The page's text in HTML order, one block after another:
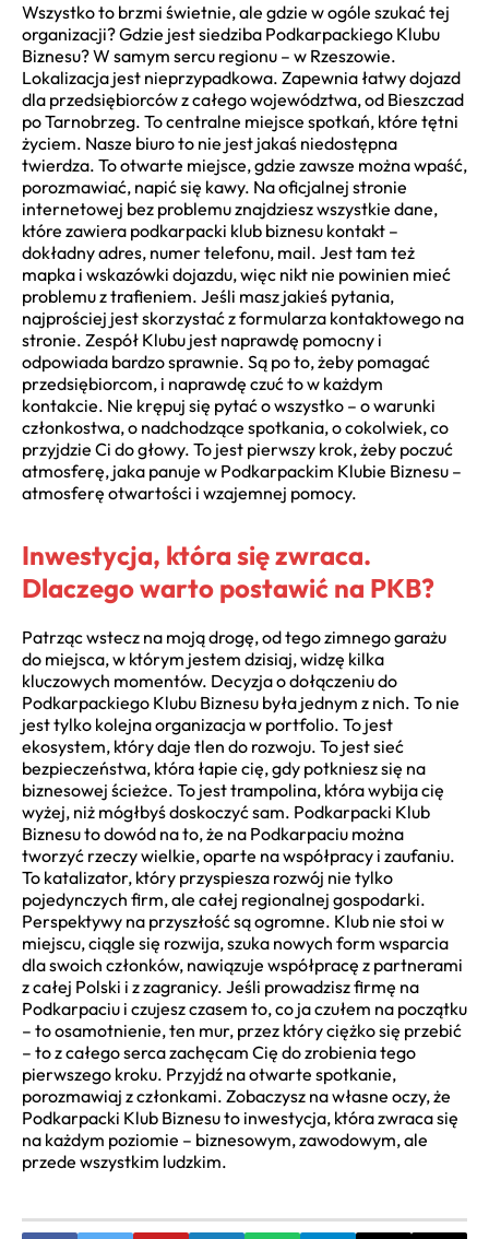
Wszystko to brzmi świetnie, ale gdzie w ogóle szukać tej
organizacji? Gdzie jest siedziba Podkarpackiego Klubu
Biznesu? W samym sercu regionu – w Rzeszowie.
Lokalizacja jest nieprzypadkowa. Zapewnia łatwy dojazd
dla przedsiębiorców z całego województwa, od Bieszczad
po Tarnobrzeg. To centralne miejsce spotkań, które tętni
życiem. Nasze biuro to nie jest jakaś niedostępna
twierdza. To otwarte miejsce, gdzie zawsze można wpaść,
porozmawiać, napić się kawy. Na oficjalnej stronie
internetowej bez problemu znajdziesz wszystkie dane,
które zawiera podkarpacki klub biznesu kontakt –
dokładny adres, numer telefonu, mail. Jest tam też
mapka i wskazówki dojazdu, więc nikt nie powinien mieć
problemu z trafieniem. Jeśli masz jakieś pytania,
najprościej jest skorzystać z formularza kontaktowego na
stronie. Zespół Klubu jest naprawdę pomocny i
odpowiada bardzo sprawnie. Są po to, żeby pomagać
przedsiębiorcom, i naprawdę czuć to w każdym
kontakcie. Nie krępuj się pytać o wszystko – o warunki
członkostwa, o nadchodzące spotkania, o cokolwiek, co
przyjdzie Ci do głowy. To jest pierwszy krok, żeby poczuć
atmosferę, jaka panuje w Podkarpackim Klubie Biznesu –
atmosferę otwartości i wzajemnej pomocy.
Inwestycja, która się zwraca.
Dlaczego warto postawić na PKB?
Patrząc wstecz na moją drogę, od tego zimnego garażu
do miejsca, w którym jestem dzisiaj, widzę kilka
kluczowych momentów. Decyzja o dołączeniu do
Podkarpackiego Klubu Biznesu była jednym z nich. To nie
jest tylko kolejna organizacja w portfolio. To jest
ekosystem, który daje tlen do rozwoju. To jest sieć
bezpieczeństwa, która łapie cię, gdy potkniesz się na
biznesowej ścieżce. To jest trampolina, która wybija cię
wyżej, niż mógłbyś doskoczyć sam. Podkarpacki Klub
Biznesu to dowód na to, że na Podkarpaciu można
tworzyć rzeczy wielkie, oparte na współpracy i zaufaniu.
To katalizator, który przyspiesza rozwój nie tylko
pojedynczych firm, ale całej regionalnej gospodarki.
Perspektywy na przyszłość są ogromne. Klub nie stoi w
miejscu, ciągle się rozwija, szuka nowych form wsparcia
dla swoich członków, nawiązuje współpracę z partnerami
z całej Polski i z zagranicy. Jeśli prowadzisz firmę na
Podkarpaciu i czujesz czasem to, co ja czułem na początku
– to osamotnienie, ten mur, przez który ciężko się przebić
– to z całego serca zachęcam Cię do zrobienia tego
pierwszego kroku. Przyjdź na otwarte spotkanie,
porozmawiaj z członkami. Zobaczysz na własne oczy, że
Podkarpacki Klub Biznesu to inwestycja, która zwraca się
na każdym poziomie – biznesowym, zawodowym, ale
przede wszystkim ludzkim.